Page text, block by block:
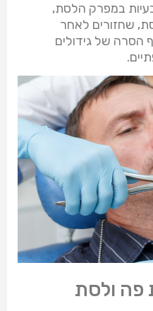
במפרק הלסת,
שחזורים לאחר
הסרה של גידולים
פה ולסת